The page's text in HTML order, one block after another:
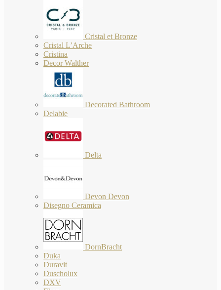
Cristal et Bronze
Cristal L’Arche
Cristina
Decor Walther
Decorated Bathroom
Delabie
Delta
Devon Devon
Disegno Ceramica
DornBracht
Duka
Duravit
Duscholux
DXV